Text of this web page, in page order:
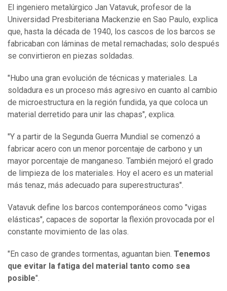
El ingeniero metalúrgico Jan Vatavuk, profesor de la
Universidad Presbiteriana Mackenzie en Sao Paulo, explica
que, hasta la década de 1940, los cascos de los barcos se
fabricaban con láminas de metal remachadas; solo después
se convirtieron en piezas soldadas.
"Hubo una gran evolución de técnicas y materiales. La
soldadura es un proceso más agresivo en cuanto al cambio
de microestructura en la región fundida, ya que coloca un
material derretido para unir las chapas", explica.
"Y a partir de la Segunda Guerra Mundial se comenzó a
fabricar acero con un menor porcentaje de carbono y un
mayor porcentaje de manganeso. También mejoró el grado
de limpieza de los materiales. Hoy el acero es un material
más tenaz, más adecuado para superestructuras".
Vatavuk define los barcos contemporáneos como "vigas
elásticas", capaces de soportar la flexión provocada por el
constante movimiento de las olas.
"En caso de grandes tormentas, aguantan bien. Tenemos
que evitar la fatiga del material tanto como sea
posible".